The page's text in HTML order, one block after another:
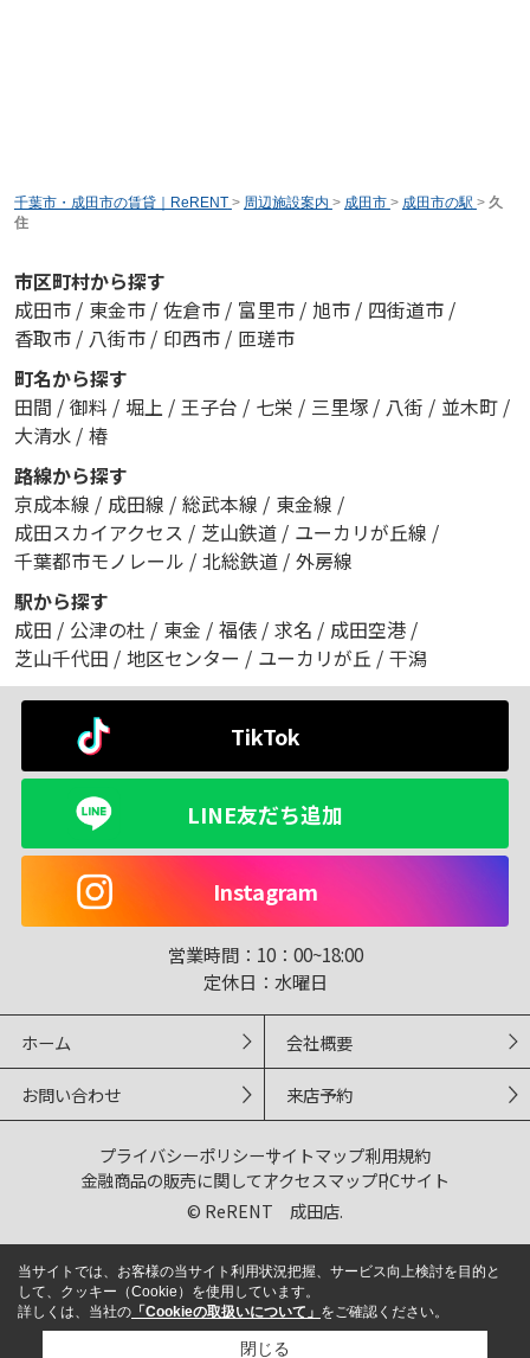
千葉市・成田市の賃貸｜ReRENT > 周辺施設案内 > 成田市 > 成田市の駅 > 久
住
市区町村から探す
成田市 / 東金市 / 佐倉市 / 富里市 / 旭市 / 四街道市 /
香取市 / 八街市 / 印西市 / 匝瑳市
町名から探す
田間 / 御料 / 堀上 / 王子台 / 七栄 / 三里塚 / 八街 / 並木町 /
大清水 / 椿
路線から探す
京成本線 / 成田線 / 総武本線 / 東金線 /
成田スカイアクセス / 芝山鉄道 / ユーカリが丘線 /
千葉都市モノレール / 北総鉄道 / 外房線
駅から探す
成田 / 公津の杜 / 東金 / 福俵 / 求名 / 成田空港 /
芝山千代田 / 地区センター / ユーカリが丘 / 干潟
TikTok
LINE友だち追加
Instagram
営業時間： 10：00~18:00
定休日： 水曜日
ホーム 会社概要
お問い合わせ 来店予約
プライバシーポリシーサイトマップ利用規約
金融商品の販売に関してアクセスマップPCサイト
© ReRENT 成田店.
当サイトでは、お客様の当サイト利用状況把握、サービス向上検討を目的と
して、クッキー（Cookie）を使用しています。
詳しくは、当社の 「Cookieの取扱いについて」 をご確認ください。
閉じる